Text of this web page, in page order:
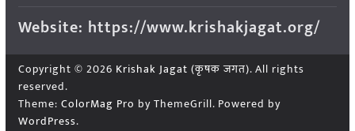
Website: https://www.krishakjagat.org/
Copyright © 2026 Krishak Jagat (कृषक जगत). All rights
reserved.
Theme: ColorMag Pro by ThemeGrill. Powered by
WordPress.